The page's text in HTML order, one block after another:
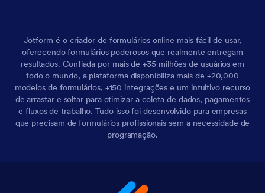
Jotform é o criador de formulários online mais fácil de usar,
oferecendo formulários poderosos que realmente entregam
resultados. Confiada por mais de +35 milhões de usuários em
todo o mundo, a plataforma disponibiliza mais de +20,000
modelos de formulários, +150 integrações e um intuitivo recurso
de arrastar e soltar para otimizar a coleta de dados, pagamentos
e fluxos de trabalho. Tudo isso foi desenvolvido para empresas
que precisam de formulários profissionais sem a necessidade de
programação.